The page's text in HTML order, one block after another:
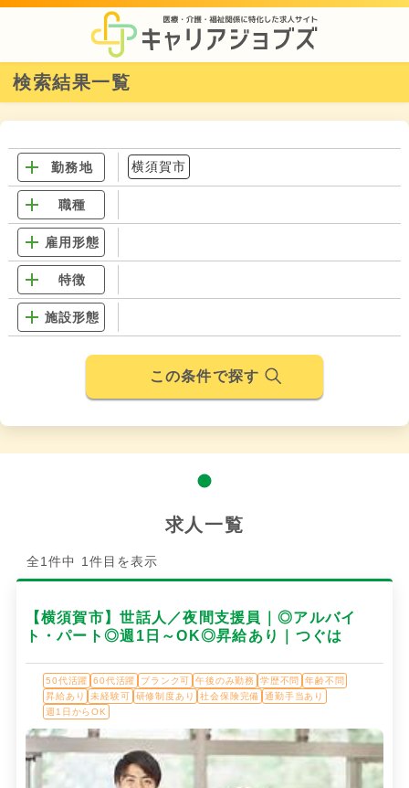
検索結果一覧
勤務地 横須賀市
職種
雇用形態
特徴
施設形態
この条件で探す
求人一覧
全1件中 1件目を表示
【横須賀市】世話人／夜間支援員｜◎アルバイ
ト・パート◎週1日～OK◎昇給あり｜つぐは
50代活躍 60代活躍 ブランク可 午後のみ勤務 学歴不問
年齢不問
昇給あり
未経験可 研修制度あり 社会保険完備
通勤手当あり
週1日からOK